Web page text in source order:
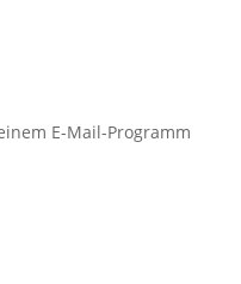
E-Mail-Programm